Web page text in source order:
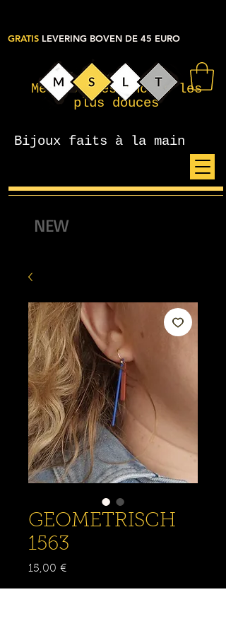
Mes petites choses les
plus douces
Bijoux faits à la main
GRATIS LEVERING BOVEN DE 45 EURO
NEW
GEOMETRISCH
1563
15,00 €Prix